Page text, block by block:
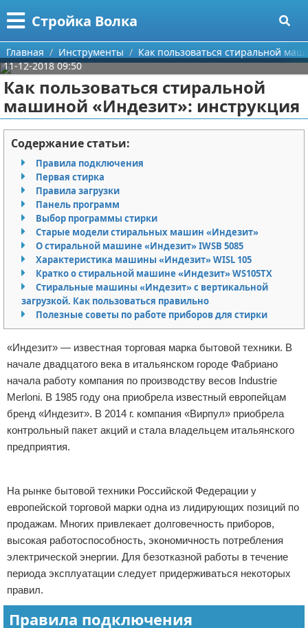
Стройка Волка
Меню
Главная
Категории
Строительство
Мебель
Интерьер и дизайн
Дизайн дачи
Дизайн квартиры
Кухня
Посуда
Ремонт
Ремонт дачи
Ремонт квартиры
Инструменты
Ванная
Домашний быт
Коммунальные услуги
Сантехника
Безопасность
Стройматериалы
Поиск
О проекте
Контакты
Сотрудничество
Размещение рекламы
Для правообладателей
Условия предоставления информации
Отказ от ответственности
Главная Инструменты
Как пользоваться стиральной
11-12-2018 09:50
Как пользоваться стиральной
машиной «Индезит»: инструкция
Содержание статьи:
Правила подключения
Первая стирка
Правила загрузки
Панель программ
Выбор программы стирки
Старые модели стиральных машин «Индезит»
О стиральной машине «Индезит» IWSB 5085
Характеристика машины «Индезит» WISL 105
Кратко о стиральной машине «Индезит» WS105TX
Стиральные машины «Индезит» с вертикальной
загрузкой. Как пользоваться правильно
Полезные советы по работе приборов для стирки
«Индезит» — известная торговая марка бытовой техники. В
начале двадцатого века в итальянском городе Фабриано
начала работу компания по производству весов Industrie
Merloni. В 1985 году она приобрела известный европейцам
бренд «Индезит». В 2014 г. компания «Вирпул» приобрела
контрольный пакет акций и стала владельцем итальянского
предприятия.
На рынке бытовой техники Российской Федерации у
европейской торговой марки одна из лидирующих позиций по
продажам. Многих привлекает долговечность приборов,
высокая работоспособность, экономичность потребления
электрической энергии. Для безотказной работы в течение
периода эксплуатации следует придерживаться некоторых
правил.
Правила подключения